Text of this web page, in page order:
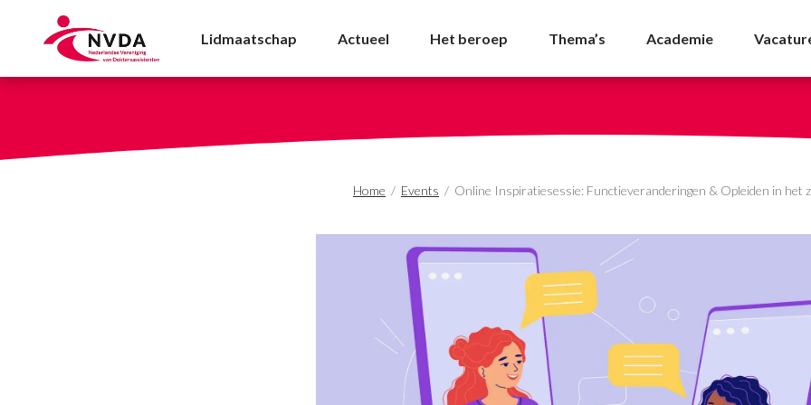
Online Inspiratiesessie:
Lidmaatschap Actueel Het beroep Thema’s Academie
Home / Events / Online Inspiratiesessie: Functieveranderingen & Opleiden in het